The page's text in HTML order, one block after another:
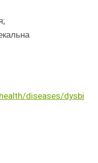
diseases/dysbi